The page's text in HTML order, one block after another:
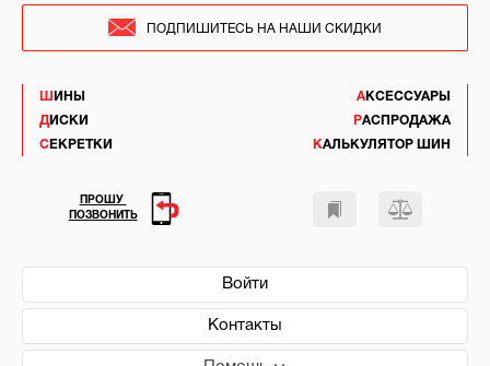
ШИНЫ
ДИСКИ
СЕКРЕТКИ
АКСЕССУАРЫ
РАСПРОДАЖА
КАЛЬКУЛЯТОР ШИН
Войти
Контакты
ПОДПИШИТЕСЬ НА НАШИ СКИДКИ
ПРОШУ
ПОЗВОНИТЬ